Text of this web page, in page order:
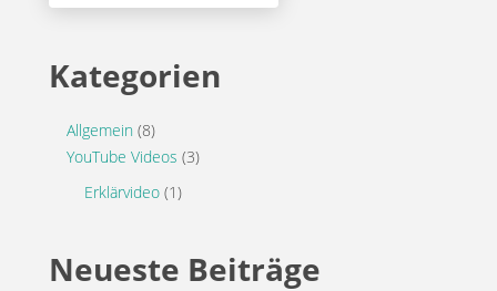
Kategorien
Allgemein (8)
YouTube Videos (3)
Erklärvideo (1)
Neueste Beiträge